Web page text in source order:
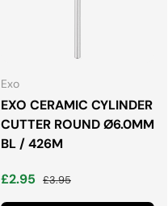
Exo
EXO CERAMIC CYLINDER
CUTTER ROUND Ø6.0MM
BL / 426M
Cena wyprzedaży
£2.95 Normalna cena
£3.95